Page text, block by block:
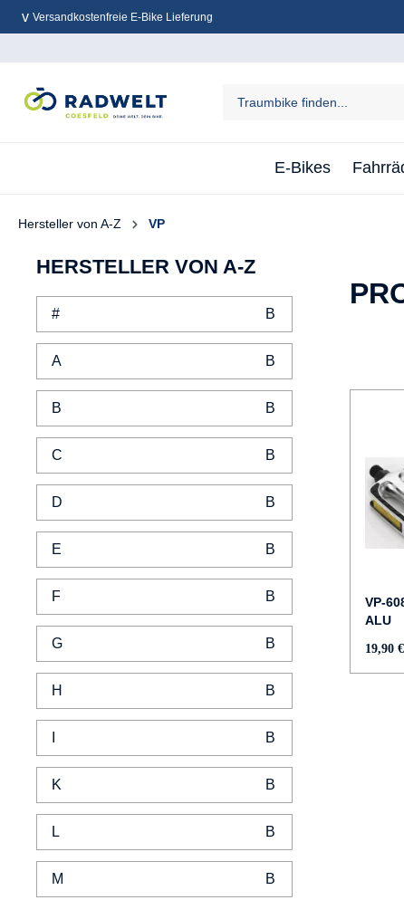
springen
Versandkostenfreie E-Bike Lieferung
E-Bikes
Hersteller von A-Z VP
HERSTELLER VON A-Z
#
A
B
C
D
E
F
G
H
K
L
M
VP-
ALU
19,90